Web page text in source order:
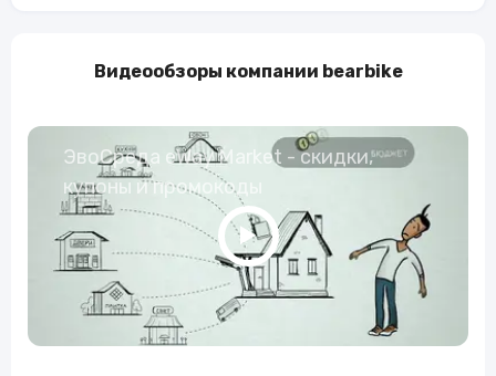
Видеообзоры компании bearbike
ЭвоСреда eWay Market - скидки,
купоны и промокоды